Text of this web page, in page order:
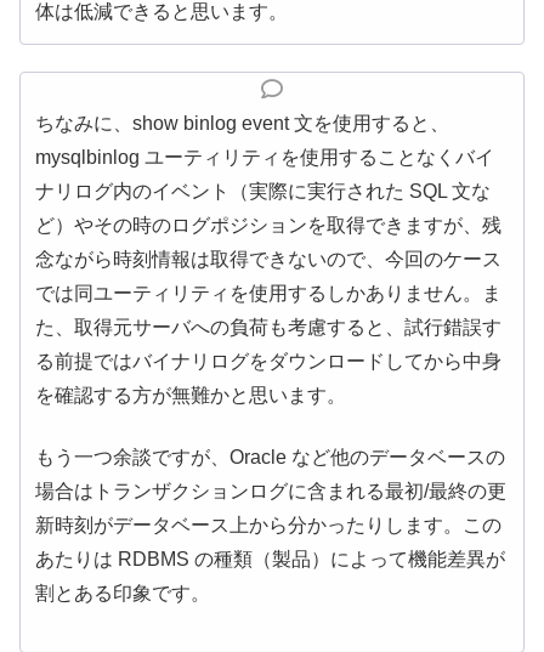
体は低減できると思います。
ちなみに、show binlog event 文を使用すると、
mysqlbinlog ユーティリティを使用することなくバイ
ナリログ内のイベント（実際に実行された SQL 文な
ど）やその時のログポジションを取得できますが、残
念ながら時刻情報は取得できないので、今回のケース
では同ユーティリティを使用するしかありません。ま
た、取得元サーバへの負荷も考慮すると、試行錯誤す
る前提ではバイナリログをダウンロードしてから中身
を確認する方が無難かと思います。
もう一つ余談ですが、Oracle など他のデータベースの
場合はトランザクションログに含まれる最初/最終の更
新時刻がデータベース上から分かったりします。この
あたりは RDBMS の種類（製品）によって機能差異が
割とある印象です。